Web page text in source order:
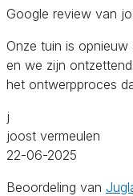
Google review van
Onze tuin is opnieuw
en we zijn
het ontwerpproces
j
joost vermeulen
22-06-2025
Beoordeling van